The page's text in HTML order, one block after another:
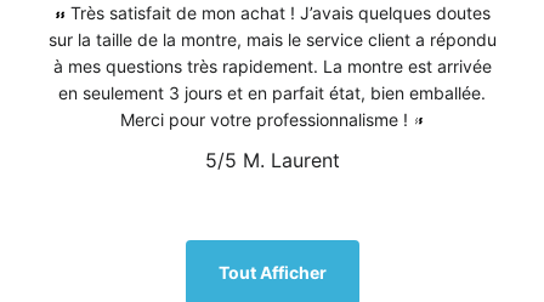
Très satisfait de mon achat ! J’avais quelques doutes
sur la taille de la montre, mais le service client a répondu
à mes questions très rapidement. La montre est arrivée
en seulement 3 jours et en parfait état, bien emballée.
Merci pour votre professionnalisme !
5/5 M. Laurent
Tout Afficher